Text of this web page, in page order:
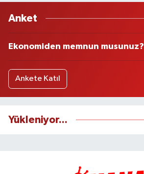
Anket
Ekonomiden memnun musunuz?
Ankete Katıl
Yükleniyor...